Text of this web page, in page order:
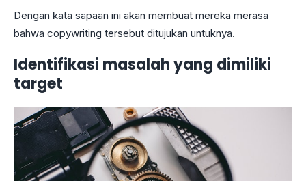
Dengan kata sapaan ini akan membuat mereka merasa
bahwa copywriting tersebut ditujukan untuknya.
Identifikasi masalah yang dimiliki
target